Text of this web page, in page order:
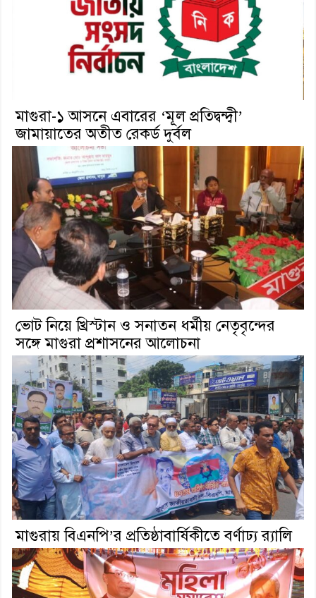
মাগুরা-১ আসনে এবারের ‘মূল প্রতিদ্বন্দ্বী’
জামায়াতের অতীত রেকর্ড দুর্বল
ভোট নিয়ে খ্রিস্টান ও সনাতন ধর্মীয় নেতৃবৃন্দের
সঙ্গে মাগুরা প্রশাসনের আলোচনা
মাগুরায় বিএনপি’র প্রতিষ্ঠাবার্ষিকীতে বর্ণাঢ্য র‍্যালি